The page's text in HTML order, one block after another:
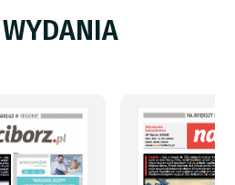
WYDANIA